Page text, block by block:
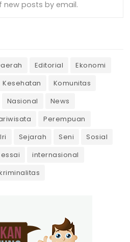
Editorial
Ekonomi
Kesehatan
Komunitas
Nasional
News
Perempuan
Sejarah Seni
Sosial
essai
internasional